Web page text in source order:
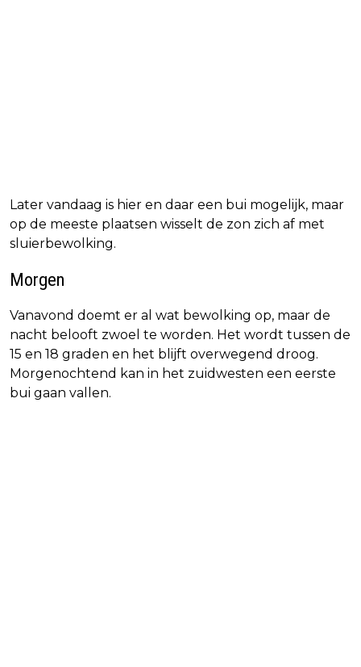
Later vandaag is hier en daar een bui mogelijk, maar
op de meeste plaatsen wisselt de zon zich af met
sluierbewolking.
Morgen
Vanavond doemt er al wat bewolking op, maar de
nacht belooft zwoel te worden. Het wordt tussen de
15 en 18 graden en het blijft overwegend droog.
Morgenochtend kan in het zuidwesten een eerste
bui gaan vallen.